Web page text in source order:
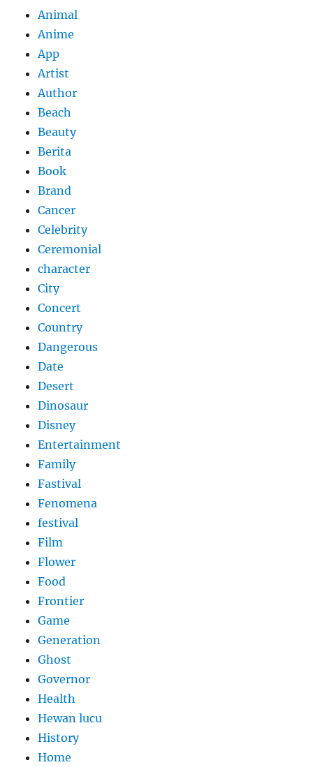
Animal
Anime
App
Artist
Author
Beach
Beauty
Berita
Book
Brand
Cancer
Celebrity
Ceremonial
character
City
Concert
Country
Dangerous
Date
Desert
Dinosaur
Disney
Entertainment
Family
Fastival
Fenomena
festival
Film
Flower
Food
Frontier
Game
Generation
Ghost
Governor
Health
Hewan lucu
History
Home